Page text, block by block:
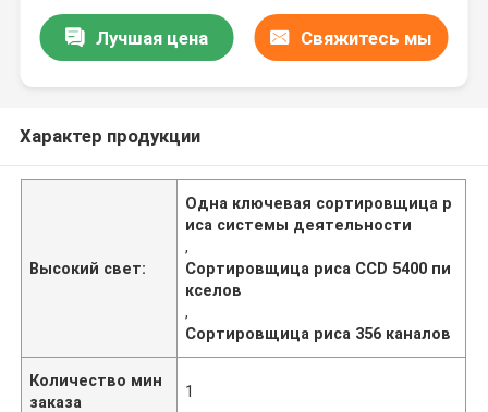
Лучшая цена Свяжитесь мы
Характер продукции
Высокий свет:
Одна ключевая сортировщица р
иса системы деятельности
,
Сортировщица риса CCD 5400 пи
кселов
,
Сортировщица риса 356 каналов
Количество мин
заказа
1